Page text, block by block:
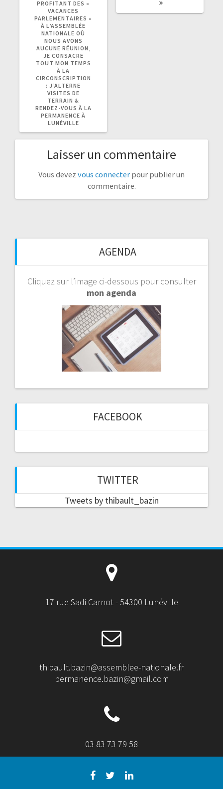
PROFITANT DES «
VACANCES
PARLEMENTAIRES »
À L’ASSEMBLÉE
NATIONALE OÙ
NOUS AVONS
AUCUNE RÉUNION,
JE CONSACRE
TOUT MON TEMPS
À LA
CIRCONSCRIPTION
: J’ALTERNE
VISITES DE
TERRAIN &
RENDEZ-VOUS À LA
PERMANENCE À
LUNÉVILLE
Laisser un commentaire
Vous devez vous connecter pour publier un
commentaire.
AGENDA
Cliquez sur l’image ci-dessous pour consulter
mon agenda
FACEBOOK
TWITTER
Tweets by thibault_bazin
17 rue Sadi Carnot - 54300 Lunéville
thibault.bazin@assemblee-nationale.fr
permanence.bazin@gmail.com
03 83 73 79 58